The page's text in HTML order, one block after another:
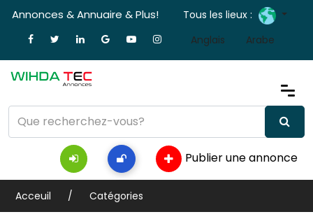
Annonces & Annuaire & Plus!
Tous les lieux :
Anglais
Arabe
Publier une annonce
Acceuil Catégories